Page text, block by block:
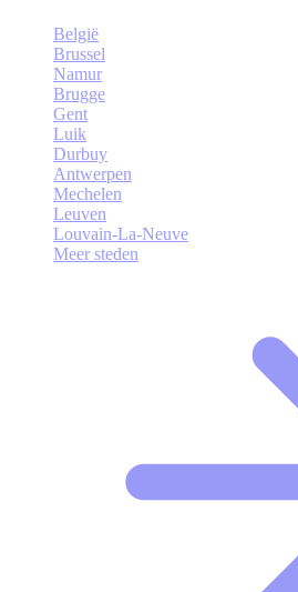
België
Brussel
Namur
Brugge
Gent
Luik
Durbuy
Antwerpen
Mechelen
Leuven
Louvain-La-Neuve
Meer steden